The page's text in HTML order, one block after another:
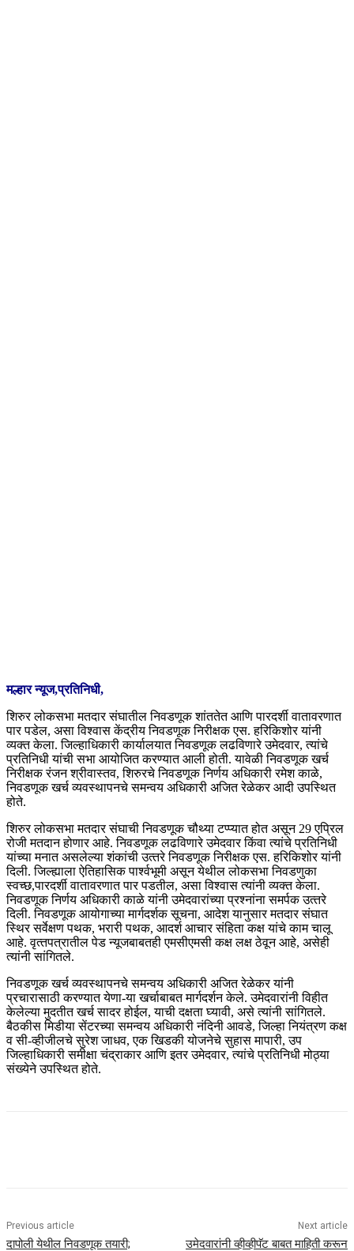
मल्हार न्यूज,प्रतिनिधी,
शिरुर लोकसभा मतदार संघातील निवडणूक शांततेत आणि पारदर्शी वातावरणात
पार पडेल, असा विश्‍वास केंद्रीय निवडणूक निरीक्षक एस. हरिकिशोर यांनी
व्‍यक्‍त केला. जिल्‍हाधिकारी कार्यालयात निवडणूक लढविणारे उमेदवार, त्‍यांचे
प्रतिनिधी यांची सभा आयोजित करण्‍यात आली होती. यावेळी निवडणूक खर्च
निरीक्षक रंजन श्रीवास्‍तव, शिरुरचे निवडणूक निर्णय अधिकारी रमेश काळे,
निवडणूक खर्च व्‍यवस्‍थापनचे समन्‍वय अधिकारी अजित रेळेकर आदी उपस्थित
होते.
शिरुर लोकसभा मतदार संघाची निवडणूक चौथ्‍या टप्‍प्यात होत असून 29 एप्रिल
रोजी मतदान होणार आहे. निवडणूक लढविणारे उमेदवार किंवा त्‍यांचे प्रतिनिधी
यांच्‍या मनात असलेल्‍या शंकांची उत्‍तरे निवडणूक निरीक्षक एस. हरिकिशोर यांनी
दिली. जिल्‍ह्याला ऐतिहासिक पार्श्‍वभूमी असून येथील लोकसभा निवडणुका
स्‍वच्‍छ,पारदर्शी वातावरणात पार पडतील, असा विश्‍वास त्‍यांनी व्‍यक्‍त केला.
निवडणूक निर्णय अधिकारी काळे यांनी उमेदवारांच्‍या प्रश्‍नांना समर्पक उत्‍तरे
दिली. निवडणूक आयोगाच्‍या मार्गदर्शक सूचना, आदेश यानुसार मतदार संघात
स्थिर सर्वेक्षण पथक, भरारी पथक, आदर्श आचार संहिता कक्ष यांचे काम चालू
आहे. वृत्‍तपत्रातील पेड न्‍यूजबाबतही एमसीएमसी कक्ष लक्ष ठेवून आहे, असेही
त्‍यांनी सांगितले.
निवडणूक खर्च व्‍यवस्‍थापनचे समन्‍वय अधिकारी अजित रेळेकर यांनी
प्रचारासाठी करण्‍यात येणा-या खर्चाबाबत मार्गदर्शन केले. उमेदवारांनी विहीत
केलेल्‍या मुदतीत खर्च सादर होईल, याची दक्षता घ्‍यावी, असे त्‍यांनी सांगितले.
बैठकीस मिडीया सेंटरच्‍या समन्‍वय अधिकारी नंदिनी आवडे, जिल्‍हा नियंत्रण कक्ष
व सी-व्‍हीजीलचे सुरेश जाधव, एक खिडकी योजनेचे सुहास मापारी, उप
जिल्‍हाधिकारी समीक्षा चंद्राकार आणि इतर उमेदवार, त्‍यांचे प्रतिनिधी मोठ्या
संख्‍येने उपस्थित होते.
Previous article
दापोली येथील निवडणूक तयारी;
Next article
उमेदवारांनी व्हीव्हीपॅट बाबत माहिती करून